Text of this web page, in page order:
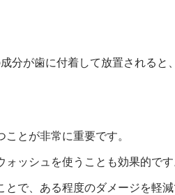
が歯に付着して放置される
とが非常に重要です。
ッシュを使うことも効果的です
で、ある程度のダメージを軽減